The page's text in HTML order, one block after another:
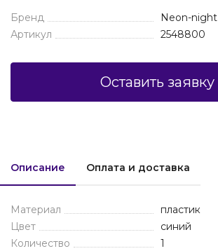
Бренд
Neon-night
Артикул
2548800
Оставить заявку
Описание Оплата и доставка
Материал
пластик
Цвет
синий
Количество
1